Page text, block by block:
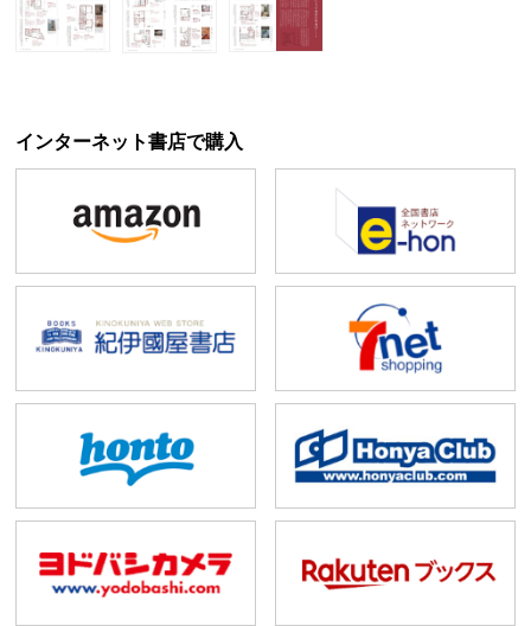
インターネット書店で購入